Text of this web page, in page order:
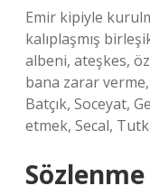
Emir kipiyle
kalıplaşmış
albeni, ateşkes,
bana zarar
Batçık, Soceyat,
etmek, Secal,